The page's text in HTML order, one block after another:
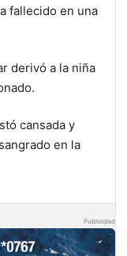
fallecido en una
derivó a la niña
cansada y
en la
Publicidad